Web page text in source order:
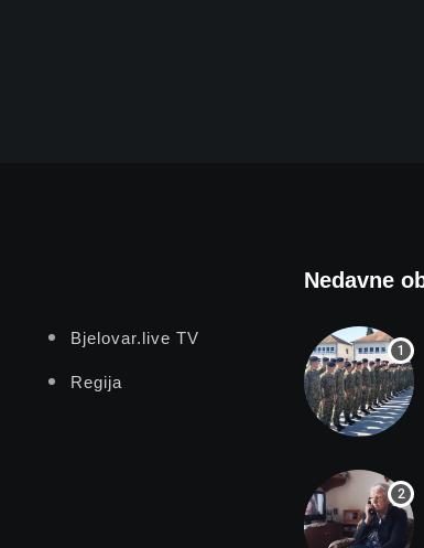
Bjelovar.live TV
Regija
Nedavne